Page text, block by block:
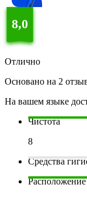
8,0
Отлично
Основано на 2
На вашем языке
Чистота
8
Средства
Расположение